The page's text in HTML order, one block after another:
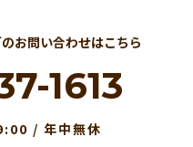
お問い合わせはこちら
1613
/ 年中無休